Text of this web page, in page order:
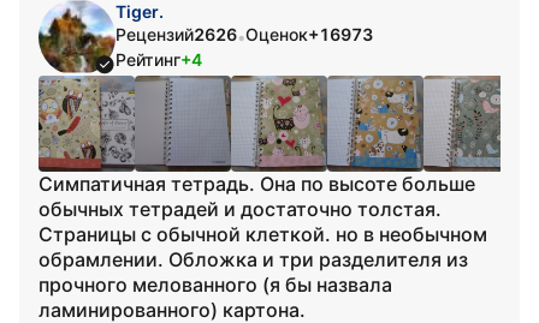
Tiger.
Рецензий2626•Оценок+16973
Рейтинг+4
Симпатичная тетрадь. Она по высоте больше
обычных тетрадей и достаточно толстая.
Страницы с обычной клеткой. но в необычном
обрамлении. Обложка и три разделителя из
прочного мелованного (я бы назвала
ламинированного) картона.